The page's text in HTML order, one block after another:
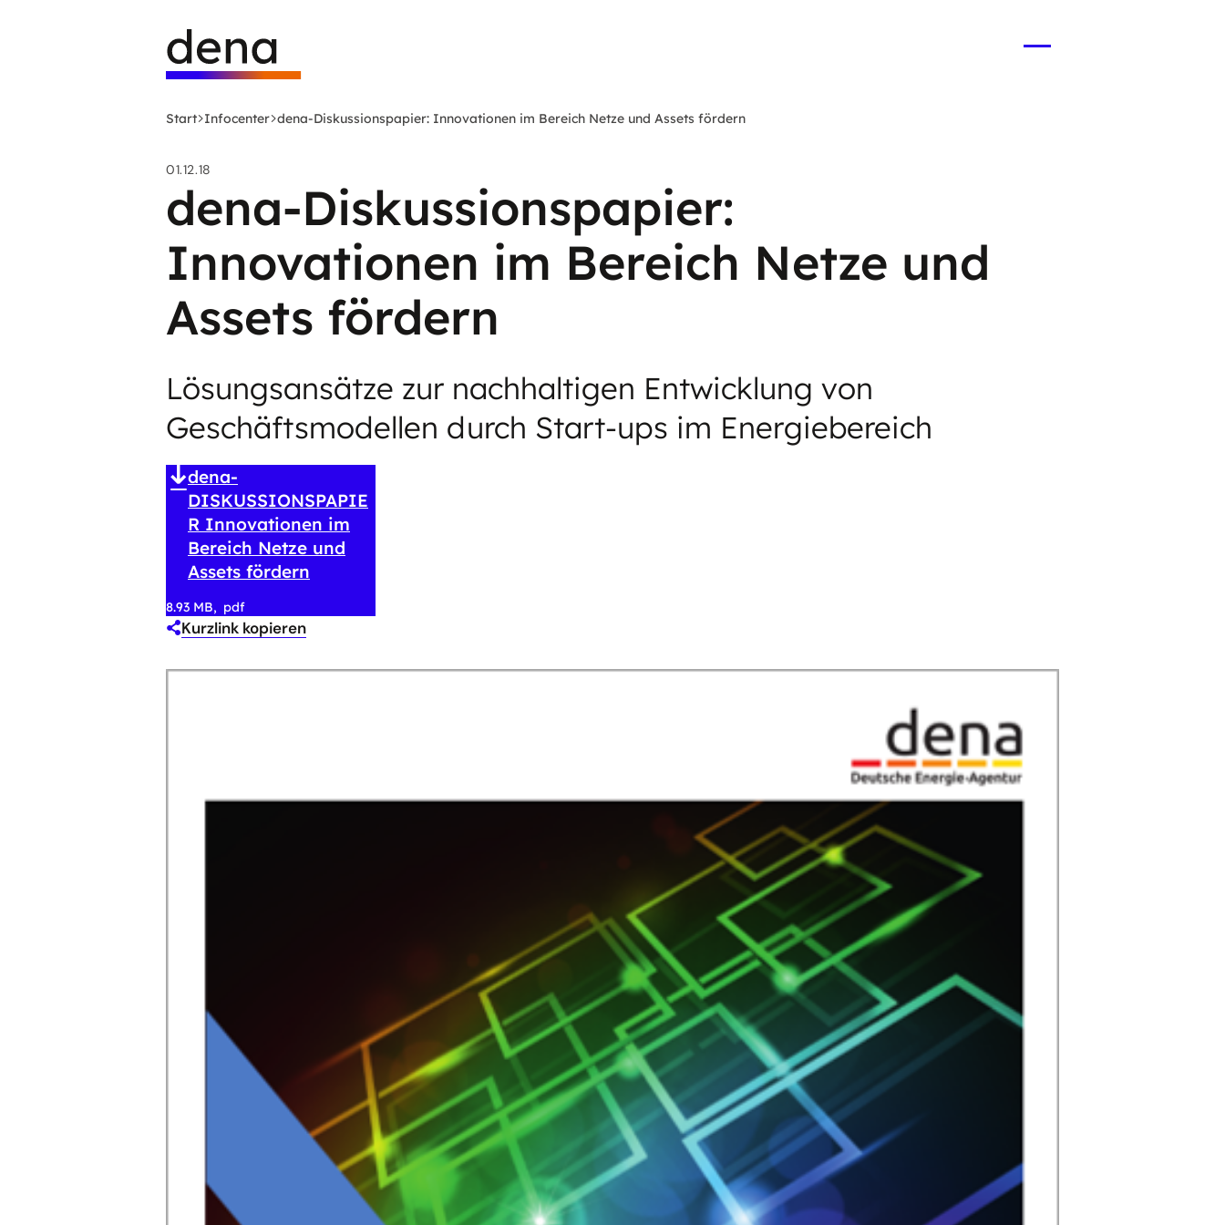
Deutsche
Energie-
Agentur
-
Startseite
Start Infocenter dena-Diskussionspapier: Innovationen im Bereich Netze und Assets fördern
01.12.18
dena-Diskussionspapier:
Innovationen im Bereich Netze und
Assets fördern
Lösungsansätze zur nachhaltigen Entwicklung von
Geschäftsmodellen durch Start-ups im Energiebereich
dena-
DISKUSSIONSPAPIE
R Innovationen im
Bereich Netze und
Assets fördern
8.93 MB pdf
Kurzlink kopieren
Der Ausbau der erneuerbaren Energien bestimmt die Veränderung der Energielandschaft. Aus der
Energiewende entstehen immer neue Herausforderungen für die Akteure: So muss der Netzausbau
der steigenden dezentralen Erzeugung gerecht werden und das Engpassmanagement der
Netzbetreiber nicht verfügbare Kapazitäten adressieren. Das gestiegene Abregelungsvolumen und
die damit verbundenen hohen Kosten für Redispatch oder das Einspeisemanagement bei
erneuerbaren Energien bedeuten volkswirtschaftliche Konsequenzen für die Energiewende. Bedingt
durch den Wandel weg von einer konventionell geprägten Erzeugungslandschaft hin zu mehr
Dezentralität nimmt auch die Rückspeisung aus unteren Netzebenen in höhere Spannungsebenen